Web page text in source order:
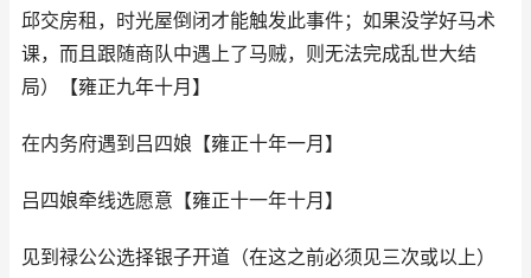
邱交房租，时光屋倒闭才能触发此事件；如果没学好马术
课，而且跟随商队中遇上了马贼，则无法完成乱世大结
局）【雍正九年十月】
在内务府遇到吕四娘【雍正十年一月】
吕四娘牵线选愿意【雍正十一年十月】
见到禄公公选择银子开道（在这之前必须见三次或以上）